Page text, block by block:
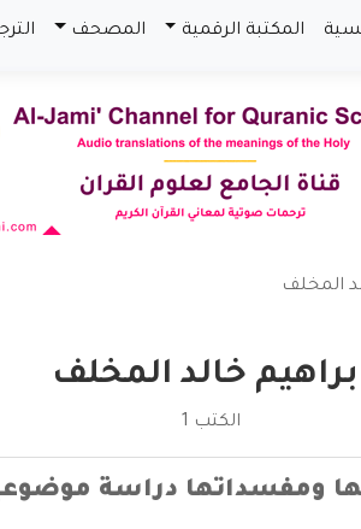
المكتبة الرقمية المصحف
المخلف
خالد المخلف
الكتب 1
ومفسداتها دراسة